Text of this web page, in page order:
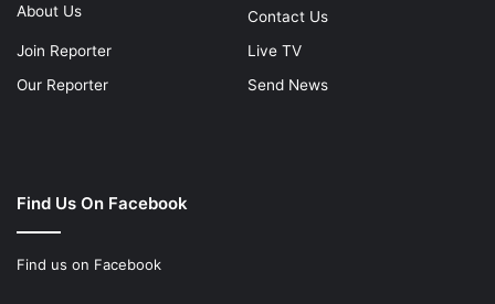
About Us
Contact Us
Join Reporter
Live TV
Our Reporter
Send News
Find Us On Facebook
Find us on Facebook